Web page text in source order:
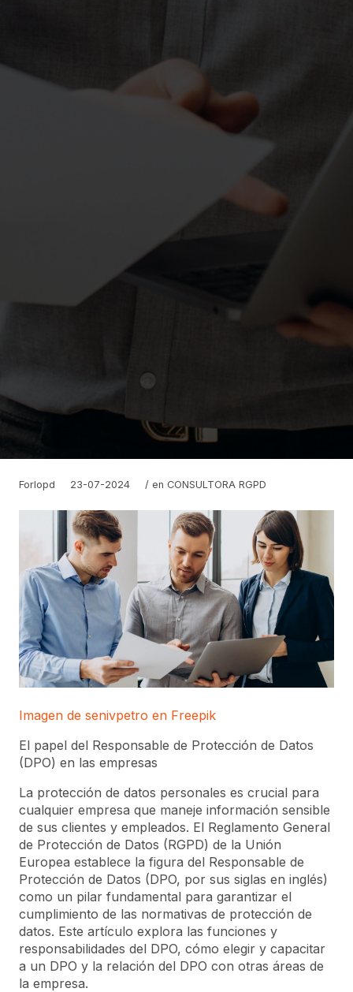
Forlopd 23-07-2024 / en CONSULTORA RGPD
Imagen de senivpetro en Freepik
El papel del Responsable de Protección de Datos
(DPO) en las empresas
La protección de datos personales es crucial para
cualquier empresa que maneje información sensible
de sus clientes y empleados. El Reglamento General
de Protección de Datos (RGPD) de la Unión
Europea establece la figura del Responsable de
Protección de Datos (DPO, por sus siglas en inglés)
como un pilar fundamental para garantizar el
cumplimiento de las normativas de protección de
datos. Este artículo explora las funciones y
responsabilidades del DPO, cómo elegir y capacitar
a un DPO y la relación del DPO con otras áreas de
la empresa.